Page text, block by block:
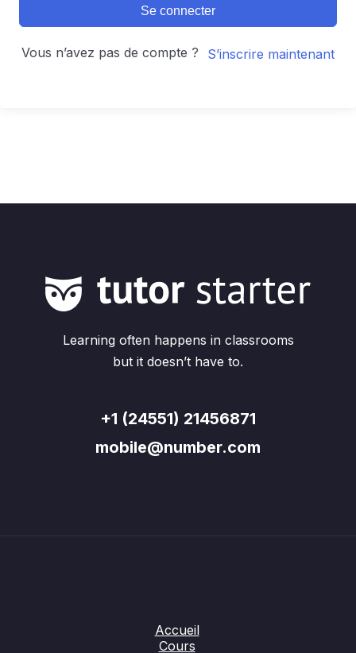
Se connecter
Vous n’avez pas de compte ? S’inscrire maintenant
Learning often happens in classrooms
but it doesn’t have to.
+1 (24551) 21456871
mobile@number.com
Accueil
Cours